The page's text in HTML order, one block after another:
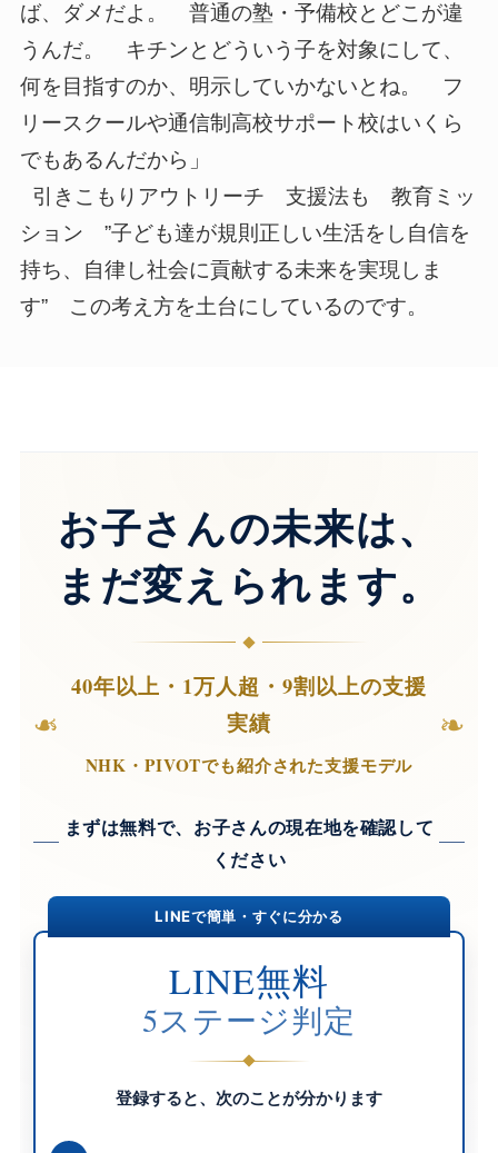
ば、ダメだよ。 普通の塾・予備校とどこが違
うんだ。 キチンとどういう子を対象にして、
何を目指すのか、明示していかないとね。 フ
リースクールや通信制高校サポート校はいくら
でもあるんだから」
引きこもりアウトリーチ 支援法も 教育ミッ
ション ”子ども達が規則正しい生活をし自信を
持ち、自律し社会に貢献する未来を実現しま
す” この考え方を土台にしているのです。
お子さんの未来は、
まだ変えられます。
❧
40年以上・1万人超・9割以上の支援
実績
NHK・PIVOTでも紹介された支援モデル
❧
まずは無料で、お子さんの現在地を確認して
ください
LINEで簡単・すぐに分かる
LINE無料
5ステージ判定
登録すると、次のことが分かります